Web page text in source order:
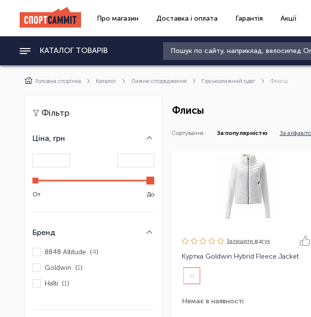
Про магазин Доставка і оплата Гарантія Акції
КАТАЛОГ ТОВАРІВ
Головна сторінка Каталог Лижне спорядження Гірськолижний одяг Флисы
Фільтр
Ціна, грн
От До
Бренд
8848 Altitude (4)
Goldwin (1)
Halti (1)
Флисы
Сортування: За популярністю За
Залишити вiдгук
Куртка Goldwin Hybrid Fleece Jacket
Немає в наявності